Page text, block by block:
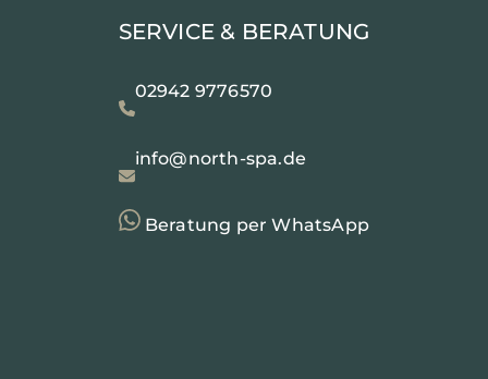
SERVICE & BERATUNG
02942 9776570
info@north-spa.de
Beratung per WhatsApp